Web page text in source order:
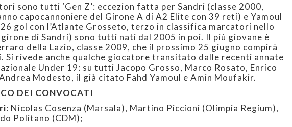
sono tutti ‘Gen Z’: eccezion fatta per Sandri (classe 2000,
capocannoniere del Girone A di A2 Elite con 39 reti) e Yamoul
gol con l’Atlante Grosseto, terzo in classifica marcatori nello
di Sandri) sono tutti nati dal 2005 in poi. Il più giovane è
della Lazio, classe 2009, che il prossimo 25 giugno compirà
Si rivede anche qualche giocatore transitato dalle recenti annate
Under 19: su tutti Jacopo Grosso, Marco Rosato, Enrico
Modesto, il già citato Fahd Yamoul e Amin Moufakir.
DEI CONVOCATI
: Nicolas Cosenza (Marsala), Martino Piccioni (Olimpia Regium),
Politano (CDM);